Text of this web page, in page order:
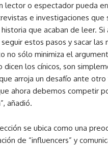
lector o espectador pueda
e investigaciones que
que acaban de leer. Si
estos pasos y sacar las
no sólo minimiza el
dicen los cínicos, son
arroja un desafío ante
ahora debemos competir
añadió.
se ubica como una
de “influencers” y